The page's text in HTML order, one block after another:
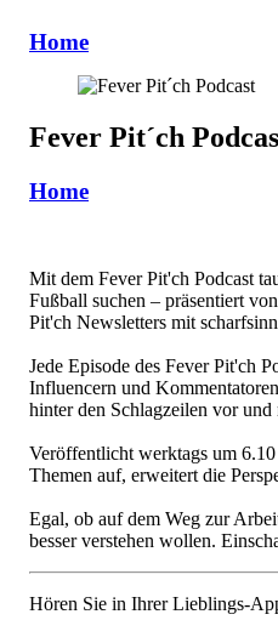
Home
Fever Pit´ch
Home
Mit dem Fever Pit'ch Podcast
Fußball suchen – präsentiert
Pit'ch Newsletters mit
Jede Episode des Fever Pit'ch
Influencern und
hinter den Schlagzeilen vor und
Veröffentlicht werktags um
Themen auf, erweitert die
Egal, ob auf dem Weg zur
besser verstehen wollen.
Hören Sie in Ihrer Lieblings-